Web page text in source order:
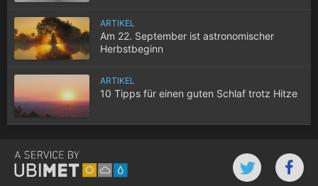
ARTIKEL
Am 22. September ist astronomischer
Herbstbeginn
ARTIKEL
10 Tipps für einen guten Schlaf trotz Hitze